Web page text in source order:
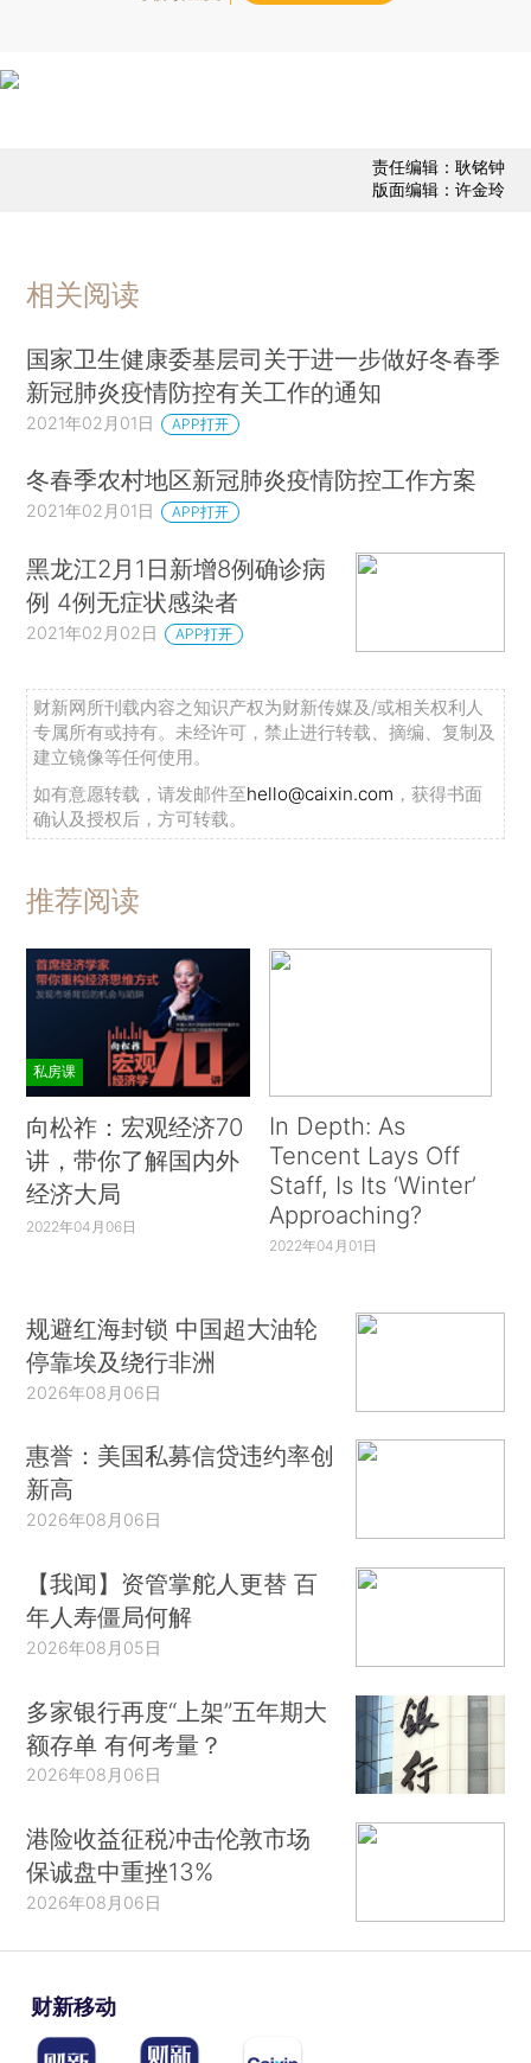
责任编辑：耿铭钟
版面编辑：许金玲
相关阅读
国家卫生健康委基层司关于进一步做好冬春季
新冠肺炎疫情防控有关工作的通知
2021年02月01日 APP打开
冬春季农村地区新冠肺炎疫情防控工作方案
2021年02月01日 APP打开
黑龙江2月1日新增8例确诊病
例 4例无症状感染者
2021年02月02日 APP打开
财新网所刊载内容之知识产权为财新传媒及/或相关权利人
专属所有或持有。未经许可，禁止进行转载、摘编、复制及
建立镜像等任何使用。
如有意愿转载，请发邮件至hello@caixin.com ，获得书面
确认及授权后，方可转载。
推荐阅读
私房课
向松祚：宏观经济70
讲，带你了解国内外
经济大局
2022年04月06日
In Depth: As
Tencent Lays Off
Staff, Is Its ‘Winter’
Approaching?
2022年04月01日
规避红海封锁 中国超大油轮
停靠埃及绕行非洲
2026年08月06日
惠誉：美国私募信贷违约率创
新高
2026年08月06日
【我闻】资管掌舵人更替 百
年人寿僵局何解
2026年08月05日
多家银行再度“上架”五年期大
额存单 有何考量？
2026年08月06日
港险收益征税冲击伦敦市场
保诚盘中重挫13%
2026年08月06日
财新移动